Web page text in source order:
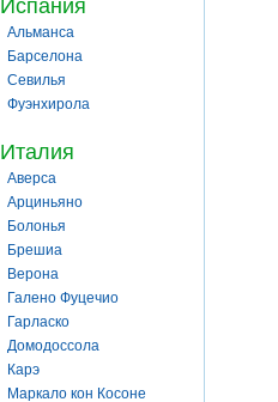
Испания
Альманса
Барселона
Севилья
Фуэнхирола
Италия
Аверса
Арциньяно
Болонья
Брешиа
Верона
Галено Фуцечио
Гарласко
Домодоссола
Карэ
Маркало кон Косоне